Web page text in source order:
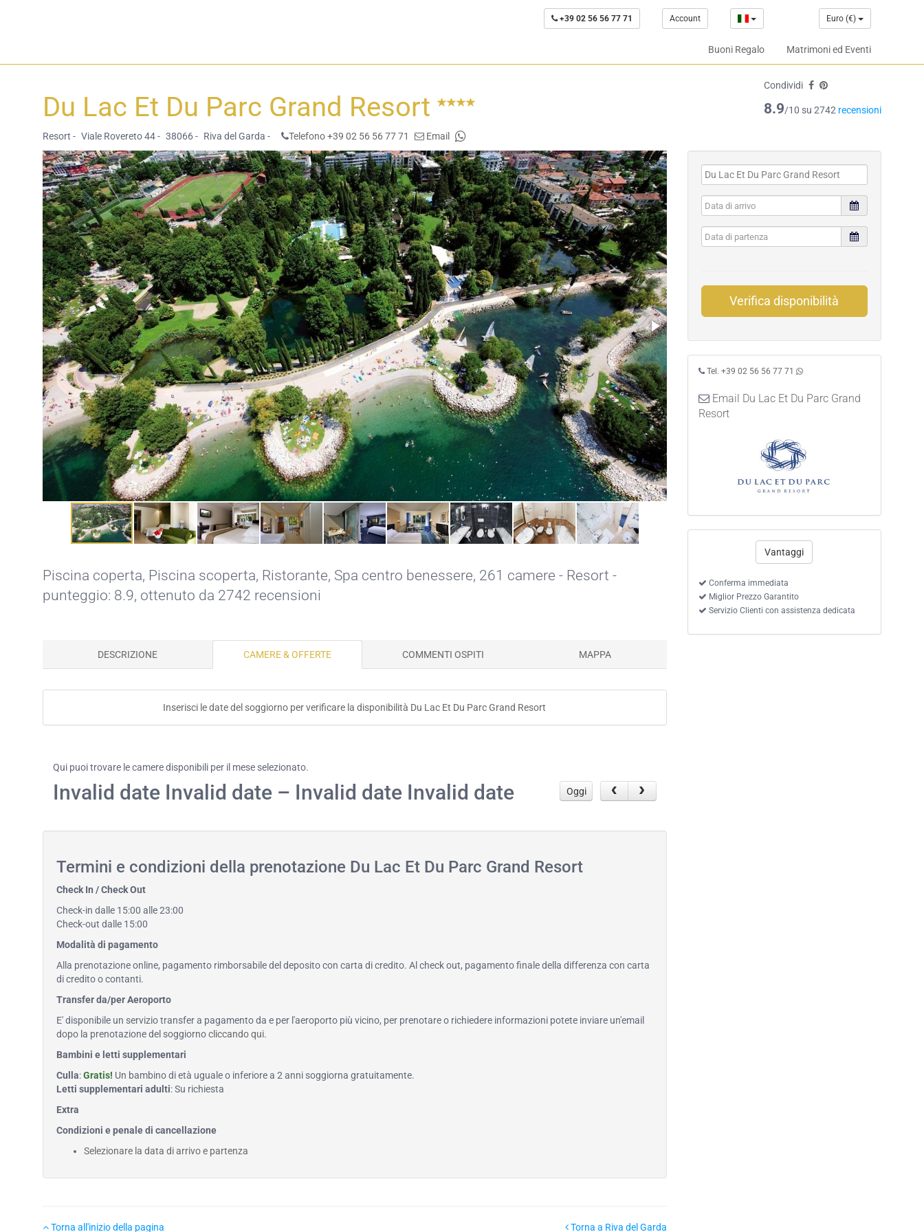
+39 02 56 56 77 71 Account Euro (€)
Buoni Regalo Matrimoni ed Eventi
Du Lac Et Du Parc Grand Resort
Resort - Viale Rovereto 44 - 38066 - Riva del Garda - Telefono +39 02 56 56 77 71 Email
Condividi
8.9/10 su 2742 recensioni
Verifica disponibilità
Tel. +39 02 56 56 77 71
Email Du Lac Et Du Parc Grand
Resort
Vantaggi
Conferma immediata
Miglior Prezzo Garantito
Servizio Clienti con assistenza dedicata
Camera Doppia vista parco
Piscina coperta, Piscina scoperta, Ristorante, Spa centro benessere, 261 camere - Resort -
punteggio: 8.9, ottenuto da 2742 recensioni
DESCRIZIONE CAMERE & OFFERTE COMMENTI OSPITI MAPPA
Inserisci le date del soggiorno per verificare la disponibilità Du Lac Et Du Parc Grand Resort
Qui puoi trovare le camere disponibili per il mese selezionato.
Invalid date Invalid date – Invalid date Invalid date Oggi
Termini e condizioni della prenotazione Du Lac Et Du Parc Grand Resort
Check In / Check Out
Check-in dalle 15:00 alle 23:00
Check-out dalle 15:00
Modalità di pagamento
Alla prenotazione online, pagamento rimborsabile del deposito con carta di credito. Al check out, pagamento finale della differenza con carta
di credito o contanti.
Transfer da/per Aeroporto
E' disponibile un servizio transfer a pagamento da e per l'aeroporto più vicino, per prenotare o richiedere informazioni potete inviare un'email
dopo la prenotazione del soggiornocliccando qui.
Bambini e letti supplementari
Culla:Gratis! Un bambino di età uguale o inferiore a 2 anni soggiorna gratuitamente.
Letti supplementari adulti: Su richiesta
Extra
Condizioni e penale di cancellazione
Selezionare la data di arrivo e partenza
Torna all'inizio della pagina Torna a Riva del Garda